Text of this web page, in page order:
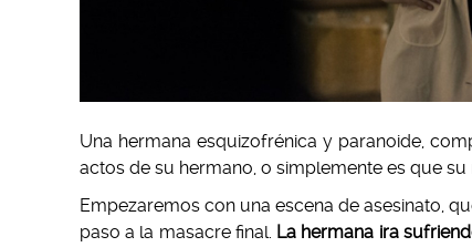
Una hermana esquizofrénica y paranoide,
actos de su hermano, o simplemente es que
Empezaremos con una escena de asesinato,
paso a la masacre final. La hermana ira